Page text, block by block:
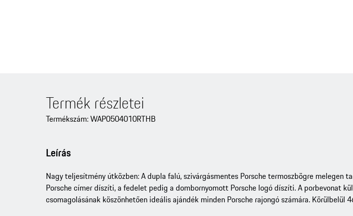
Termék részletei
Termékszám: WAP0504010RTHB
Leírás
Nagy teljesítmény útközben: A dupla falú, szivárgásmentes Porsche termoszbögre melegen
Porsche címer díszíti, a fedelet pedig a dombornyomott Porsche logó díszíti. A porbevonat
csomagolásának köszönhetően ideális ajándék minden Porsche rajongó számára.